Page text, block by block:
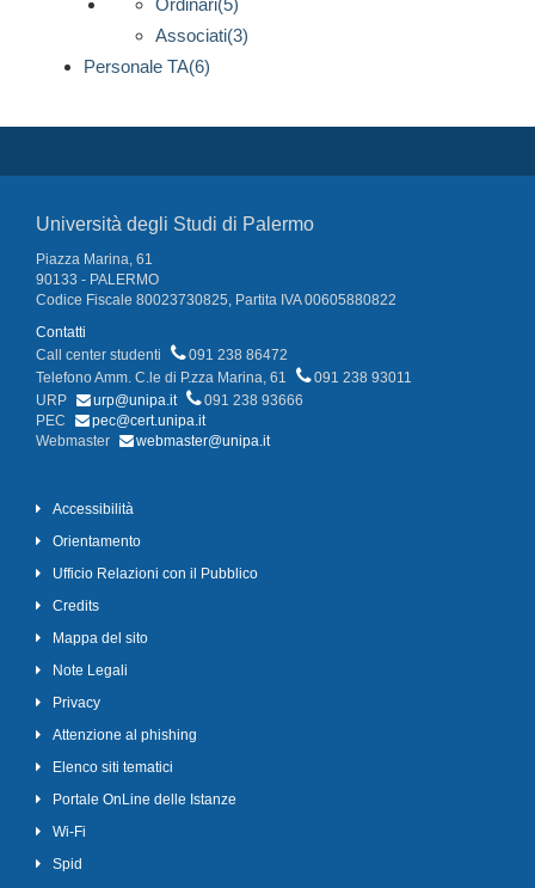
Ordinari(5)
Associati(3)
Personale TA(6)
Università degli Studi di Palermo
Piazza Marina, 61
90133 - PALERMO
Codice Fiscale 80023730825, Partita IVA 00605880822
Contatti
Call center studenti
091 238 86472
Telefono Amm. C.le di P.zza Marina, 61
091 238 93011
URP
urp@unipa.it
091 238 93666
PEC
pec@cert.unipa.it
Webmaster
webmaster@unipa.it
Accessibilità
Orientamento
Ufficio Relazioni con il Pubblico
Credits
Mappa del sito
Note Legali
Privacy
Attenzione al phishing
Elenco siti tematici
Portale OnLine delle Istanze
Wi-Fi
Spid